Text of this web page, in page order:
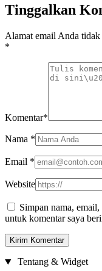
Tinggalkan
Alamat email Anda
*
Komentar*
Nama *
Email *
Website
Simpan nama,
untuk komentar saya
Tentang & Widget